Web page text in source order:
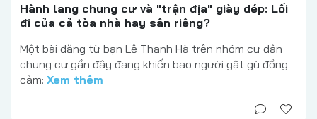
Hành lang chung cư và "trận địa" giày dép: Lối
đi của cả tòa nhà hay sân riêng?
Một bài đăng từ bạn Lê Thanh Hà trên nhóm cư dân
chung cư gần đây đang khiến bao người gật gù đồng
cảm: Xem thêm